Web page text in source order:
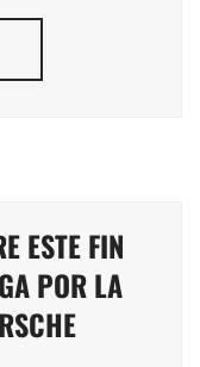
ESTE FIN
POR LA